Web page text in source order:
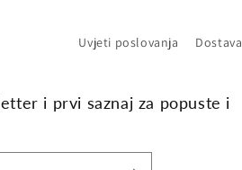
Uvjeti poslovanja Dostava
i prvi saznaj za popuste i